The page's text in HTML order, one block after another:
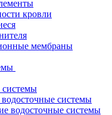
кровли
мембраны
системы
водосточные системы